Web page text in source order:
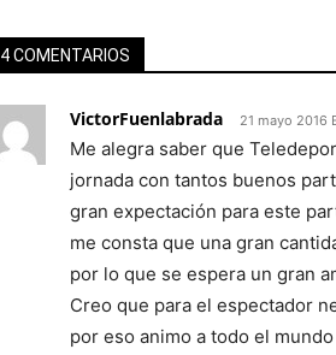
4 COMENTARIOS
VictorFuenlabrada 21 mayo 2016
Me alegra saber que
jornada con tantos buenos
gran expectación para este
me consta que una gran
por lo que se espera un gran
Creo que para el espectador
por eso animo a todo el